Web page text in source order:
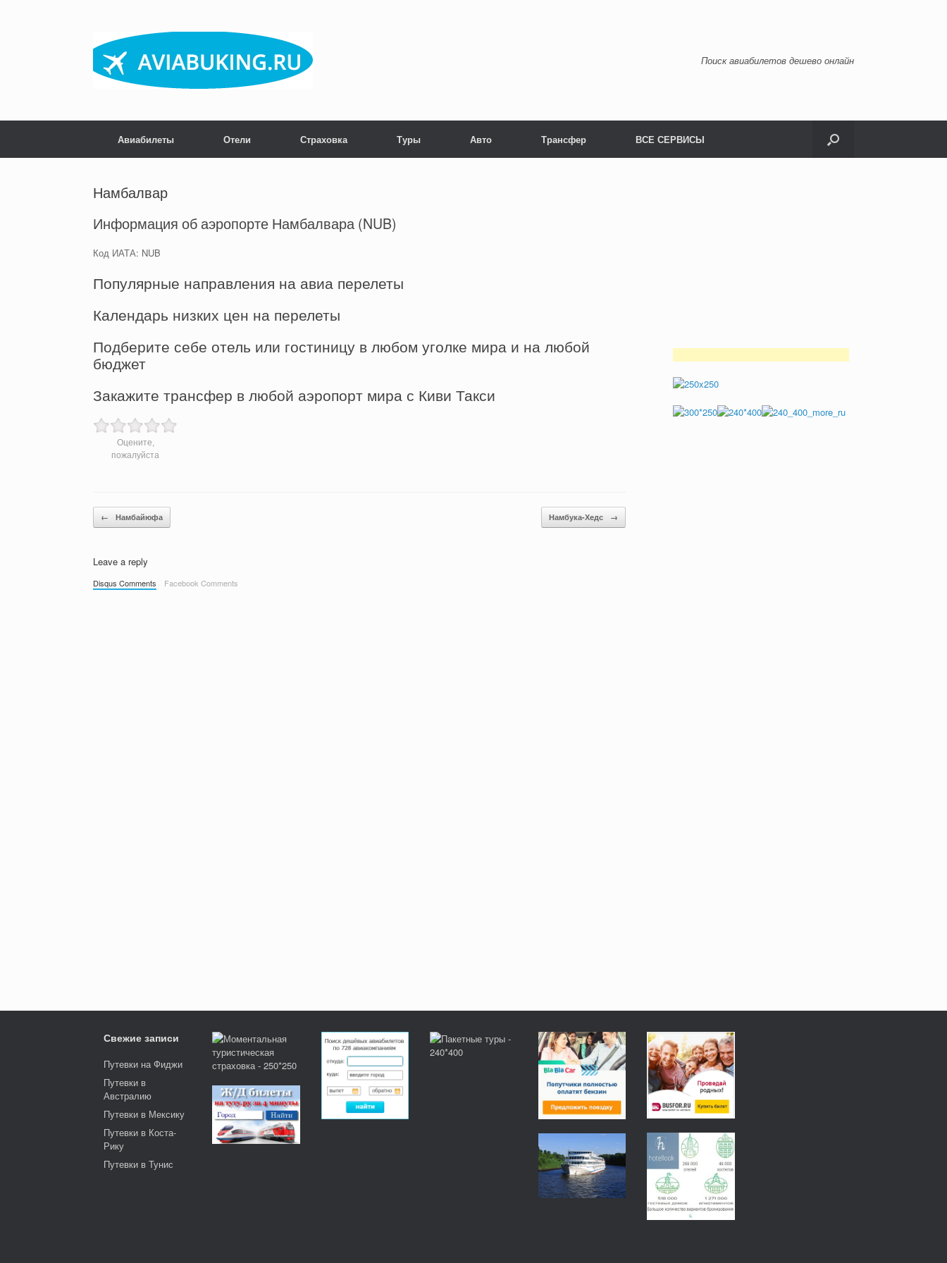
Поиск авиабилетов дешево онлайн
Авиабилеты Отели Страховка Туры Авто Трансфер ВСЕ СЕРВИСЫ
Намбалвар
Информация об аэропорте Намбалвара (NUB)
Код ИАТА: NUB
Популярные направления на авиа перелеты
Календарь низких цен на перелеты
Подберите себе отель или гостиницу в любом уголке мира и на любой
бюджет
Закажите трансфер в любой аэропорт мира с Киви Такси
Оцените,
пожалуйста
Post navigation
← Намбайюфа Намбука-Хедс →
Leave a reply
Disqus Comments Facebook Comments
Свежие записи
Путевки на Фиджи
Путевки в
Австралию
Путевки в Мексику
Путевки в Коста-
Рику
Путевки в Тунис